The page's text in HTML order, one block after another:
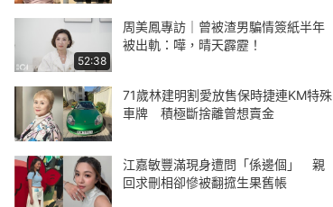
52:38
周美鳳專訪｜曾被渣男騙情簽紙半年
被出軌：嘩，晴天霹靂！
71歲林建明割愛放售保時捷連KM特殊
車牌 積極斷捨離曾想賣金
江嘉敏豐滿現身遭問「係邊個」 親
回求刪相卻慘被翻搲生果舊帳